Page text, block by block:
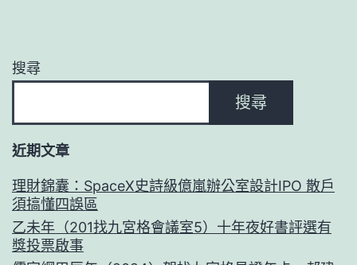
搜尋
搜尋
近期文章
理財錦囊：SpaceX史詩級億嵐辦公室設計IPO 散戶
須搞懂四誤區
乙未年（201找九宮格會議室5）十年夜好書評選有
獎投票啟事